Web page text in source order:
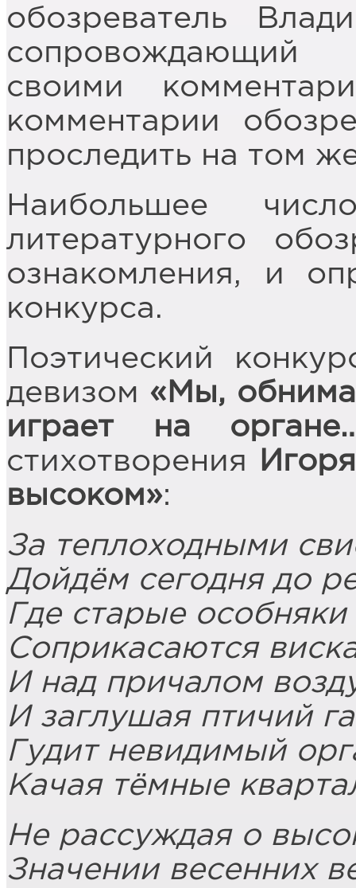
обозреватель
сопровождающий
своими
комментарии
проследить на том
Наибольшее
литературного
ознакомления, и
конкурса.
Поэтический
девизом «Мы,
играет на
стихотворения
высоком»:
За теплоходными
Дойдём сегодня до
Где старые особняки
Соприкасаются
И над причалом
И заглушая птичий
Гудит невидимый
Качая тёмные
Не рассуждая о
Значении весенних